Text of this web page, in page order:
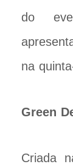
do
na
Green
Criada